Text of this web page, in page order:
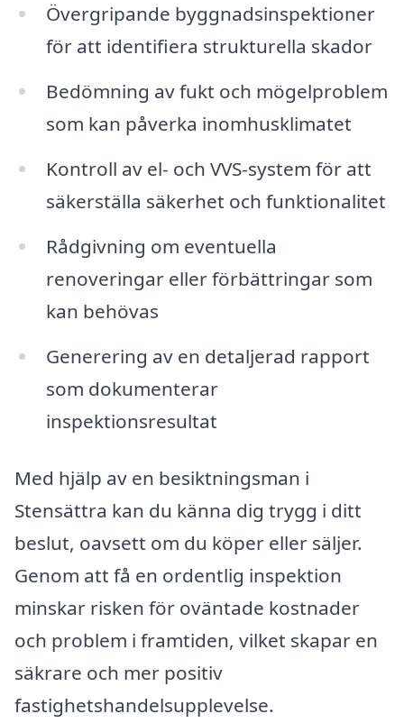
Övergripande byggnadsinspektioner
för att identifiera strukturella skador
Bedömning av fukt och mögelproblem
som kan påverka inomhusklimatet
Kontroll av el- och VVS-system för att
säkerställa säkerhet och funktionalitet
Rådgivning om eventuella
renoveringar eller förbättringar som
kan behövas
Generering av en detaljerad rapport
som dokumenterar
inspektionsresultat
Med hjälp av en besiktningsman i
Stensättra kan du känna dig trygg i ditt
beslut, oavsett om du köper eller säljer.
Genom att få en ordentlig inspektion
minskar risken för oväntade kostnader
och problem i framtiden, vilket skapar en
säkrare och mer positiv
fastighetshandelsupplevelse.